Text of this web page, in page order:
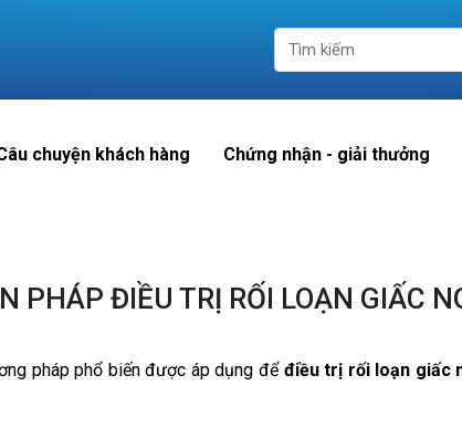
chuyện khách hàng Chứng nhận - giải thưởng
PHÁP ĐIỀU TRỊ RỐI LOẠN GIẤC
pháp phổ biến được áp dụng đểđiều trị rối loạn giấc